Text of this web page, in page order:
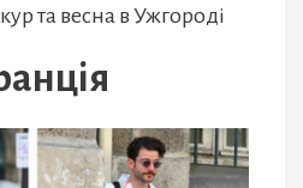
та весна в Ужгороді